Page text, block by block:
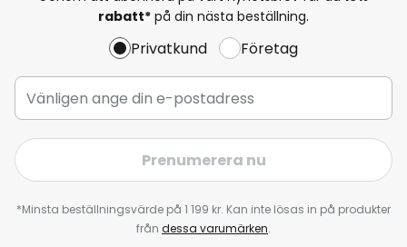
rabatt* på din nästa beställning.
Privatkund Företag
Prenumerera nu
*Minsta beställningsvärde på 1 199 kr. Kan inte lösas in på produkter
från dessa varumärken.